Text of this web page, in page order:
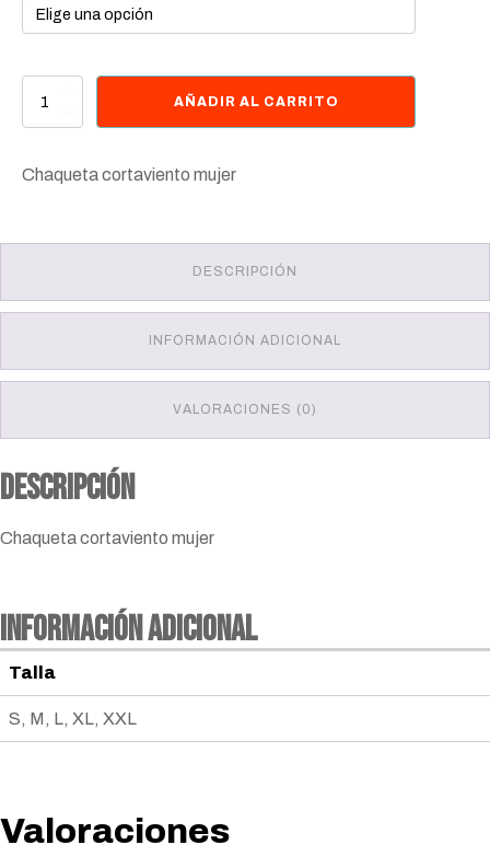
Chaqueta
AÑADIR AL CARRITO
Chaqueta cortaviento mujer
DESCRIPCIÓN
INFORMACIÓN ADICIONAL
VALORACIONES (0)
Descripción
Chaqueta cortaviento mujer
Información adicional
Talla
S, M, L, XL, XXL
Valoraciones